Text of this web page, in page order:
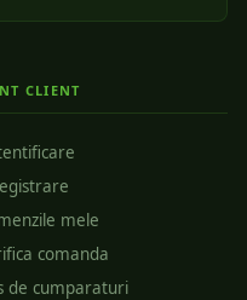
CLIENT
mele
comanda
de cumparaturi